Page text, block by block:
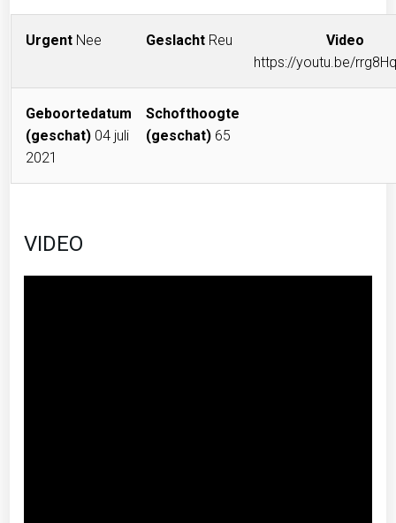
Urgent Nee Geslacht Reu
Video
https://youtu.be/
Geboortedatum
(geschat) 04 juli
2021
Schofthoogte
(geschat) 65
VIDEO